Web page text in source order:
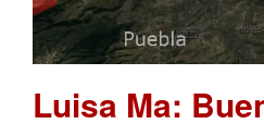
Luisa Ma: